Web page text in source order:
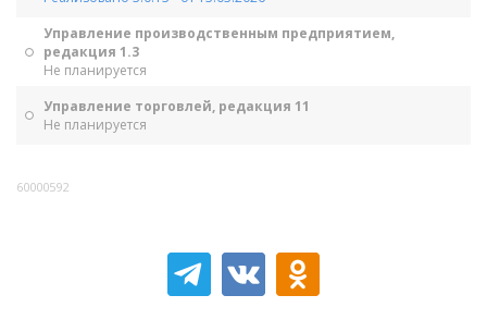
Управление производственным предприятием,
редакция 1.3
Не планируется
Управление торговлей, редакция 11
Не планируется
60000592